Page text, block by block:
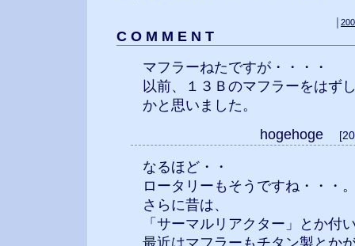
C O M M E N T
マフラーねたですが・・・・
以前、１３Ｂのマフラーをはず
かと思いました。
hogehoge
なるほど・・
ロータリーもそうですね・・・
さらに昔は、
「サーマルリアクター」とか付
最近はマフラーもチタン製とか